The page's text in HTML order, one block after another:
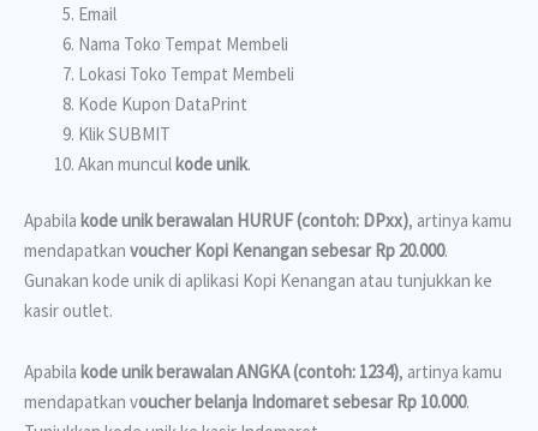
Email
Nama Toko Tempat Membeli
Lokasi Toko Tempat Membeli
Kode Kupon DataPrint
Klik SUBMIT
Akan muncul kode unik.
Apabila kode unik berawalan HURUF (contoh: DPxx), artinya kamu
mendapatkan voucher Kopi Kenangan sebesar Rp 20.000.
Gunakan kode unik di aplikasi Kopi Kenangan atau tunjukkan ke
kasir outlet.
Apabila kode unik berawalanANGKA (contoh: 1234), artinya kamu
mendapatkan voucher belanja Indomaret sebesar Rp 10.000.